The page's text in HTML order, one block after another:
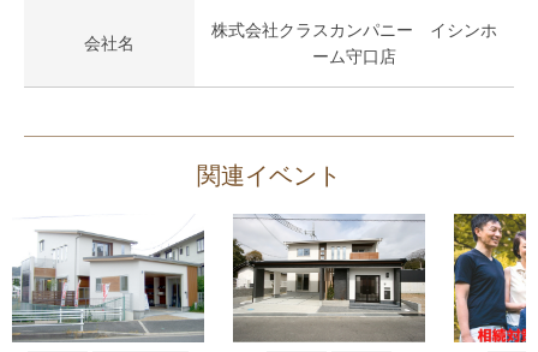
会社名
株式会社クラスカンパニー イシンホ
ーム守口店
関連イベント